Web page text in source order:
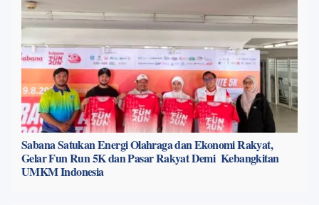
Sabana Satukan Energi Olahraga dan Ekonomi Rakyat,
Gelar Fun Run 5K dan Pasar Rakyat Demi Kebangkitan
UMKM Indonesia